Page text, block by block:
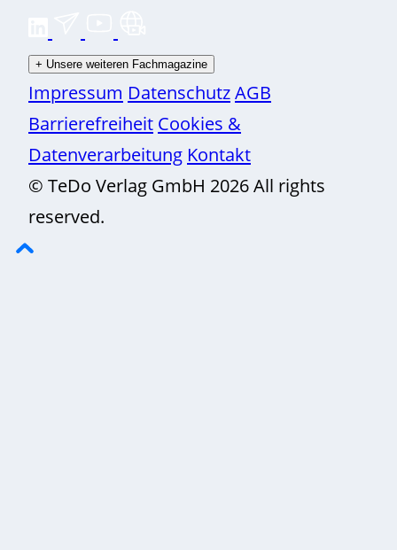
+ Unsere weiteren Fachmagazine
Impressum DatenschutzAGB
Barrierefreiheit Cookies &
Datenverarbeitung Kontakt
© TeDo Verlag GmbH 2026 All rights
reserved.